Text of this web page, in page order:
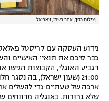
תגיות
צילום מסך, אתר רשמי, ויאריאל
מדוע העסקה עם קריסטל פאלאס
כבר סיכם את תנאיו האישיים
הגביע האנגלי, הקבוצות
21:00 (שעון ישראל), בה
ארכה של שעתיים כדי להשלים
שלא ברורות. באנגליה